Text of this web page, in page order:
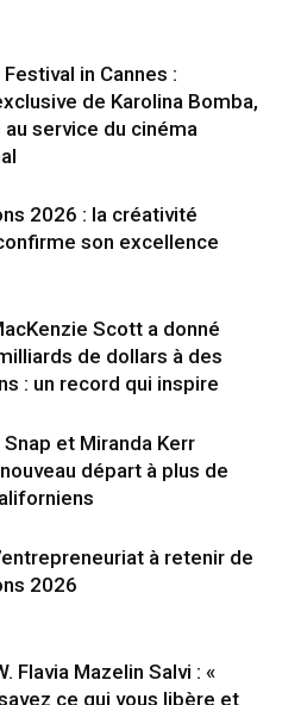
in Cannes :
de Karolina Bomba,
service du cinéma
2026 : la créativité
son excellence
Scott a donné
de dollars à des
: un record qui inspire
Snap et Miranda Kerr
départ à plus de
à retenir de
2026
Flavia Mazelin Salvi : «
ce qui vous libère et